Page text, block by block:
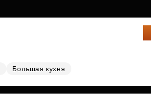
Большая кухня